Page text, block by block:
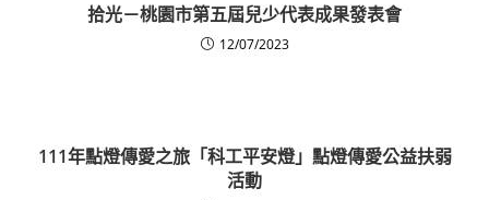
拾光－桃園市第五屆兒少代表成果發表會
12/07/2023
111年點燈傳愛之旅「科工平安燈」點燈傳愛公益扶弱
活動